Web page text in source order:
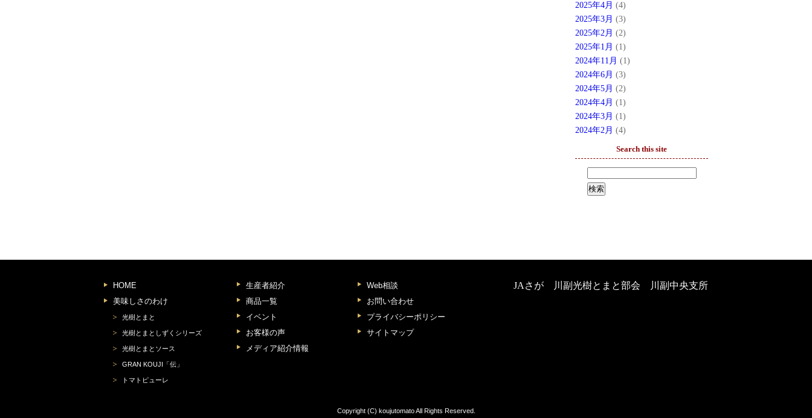
2025年4月 (4)
2025年3月 (3)
2025年2月 (2)
2025年1月 (1)
2024年11月 (1)
2024年6月 (3)
2024年5月 (2)
2024年4月 (1)
2024年3月 (1)
2024年2月 (4)
Search this site
HOME
美味しさのわけ
光樹とまと
光樹とまとしずくシリーズ
光樹とまとソース
GRAN KOUJI「伝」
トマトピューレ
生産者紹介
商品一覧
イベント
お客様の声
メディア紹介情報
Web相談
お問い合わせ
プライバシーポリシー
サイトマップ
JAさが 川副光樹とまと部会 川副中央支所
Copyright (C) koujutomato All Rights Reserved.